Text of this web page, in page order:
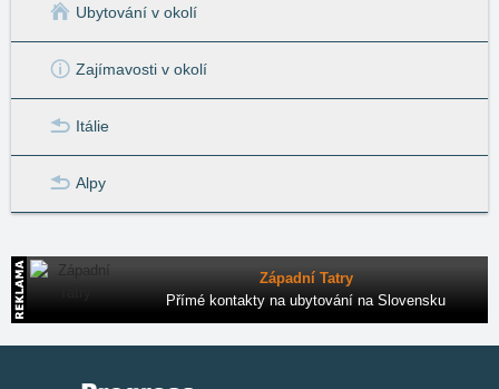
Ubytování v okolí
Zajímavosti v okolí
Itálie
Alpy
Západní Tatry
Přímé kontakty na ubytování na Slovensku